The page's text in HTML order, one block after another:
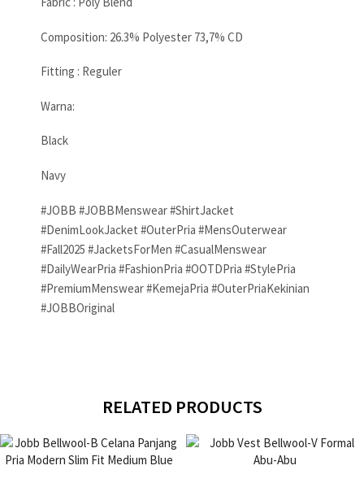
Composition: 26.3% Polyester 73,7% CD
Fitting : Reguler
Warna:
Black
Navy
#JOBB #JOBBMenswear #ShirtJacket
#DenimLookJacket #OuterPria #MensOuterwear
#Fall2025 #JacketsForMen #CasualMenswear
#DailyWearPria #FashionPria #OOTDPria #StylePria
#PremiumMenswear #KemejaPria #OuterPriaKekinian
#JOBBOriginal
RELATED PRODUCTS